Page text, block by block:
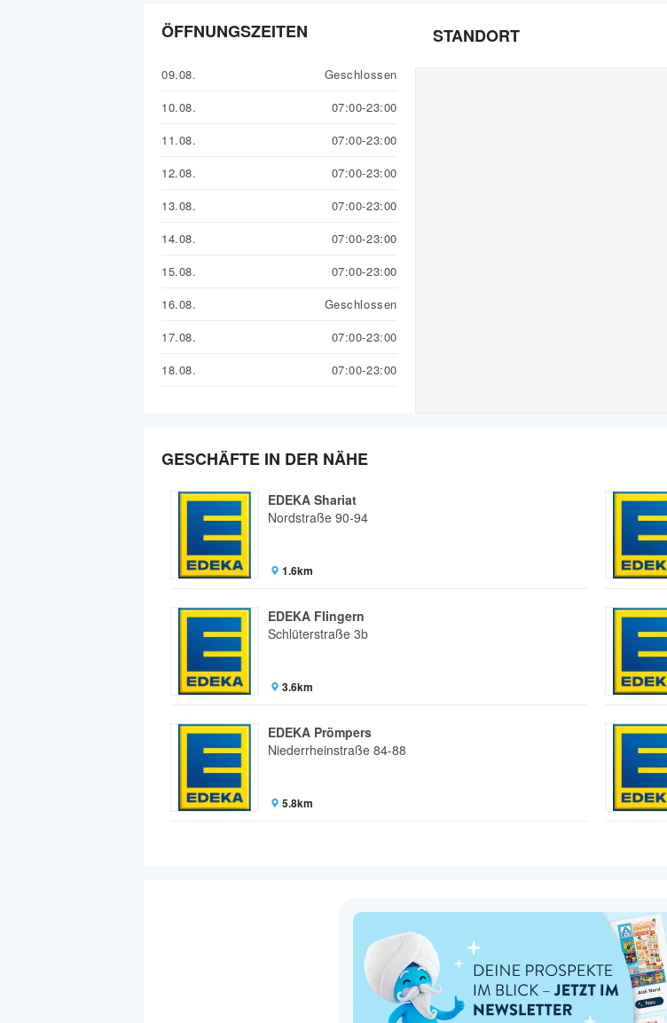
ÖFFNUNGSZEITEN
09.08.
Geschlossen
10.08.
07:00-23:00
11.08.
07:00-23:00
12.08.
07:00-23:00
13.08.
07:00-23:00
14.08.
07:00-23:00
15.08.
07:00-23:00
16.08.
Geschlossen
17.08.
07:00-23:00
18.08.
07:00-23:00
STANDORT
GESCHÄFTE IN DER NÄHE
EDEKA Shariat
Nordstraße 90-94
1.6km
EDEKA Flingern
Schlüterstraße 3b
3.6km
EDEKA Prömpers
Niederrheinstraße 84-88
5.8km